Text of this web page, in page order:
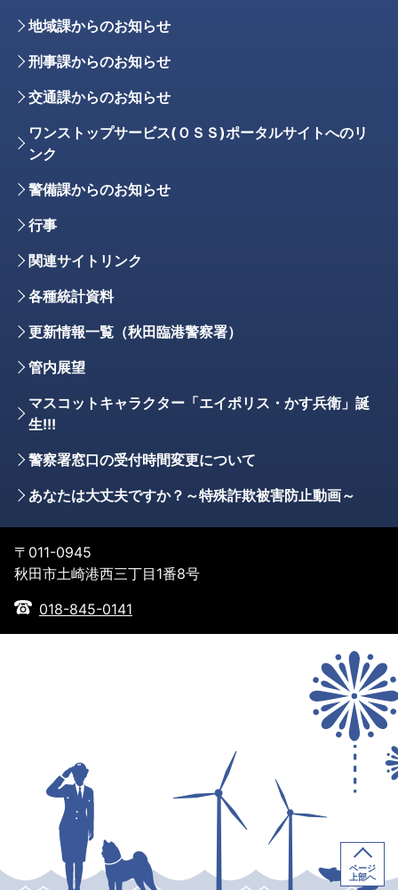
地域課からのお知らせ
刑事課からのお知らせ
交通課からのお知らせ
ワンストップサービス(ＯＳＳ)ポータルサイトへのリ
ンク
警備課からのお知らせ
行事
関連サイトリンク
各種統計資料
更新情報一覧（秋田臨港警察署）
管内展望
マスコットキャラクター「エイポリス・かす兵衛」誕
生!!!
警察署窓口の受付時間変更について
あなたは大丈夫ですか？～特殊詐欺被害防止動画～
〒011-0945
秋田市土崎港西三丁目1番8号
018-845-0141
ページ
上部へ